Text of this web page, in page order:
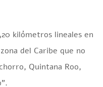
kilómetros lineales en
del Caribe que no
Quintana Roo,